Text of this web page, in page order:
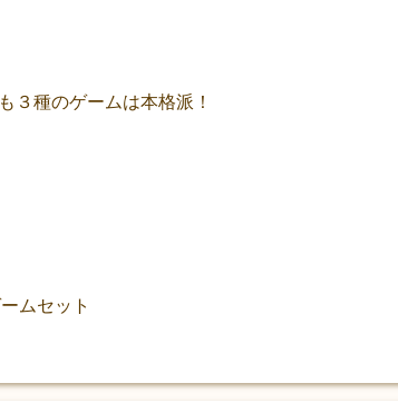
３種のゲームは本格派！
ムセット